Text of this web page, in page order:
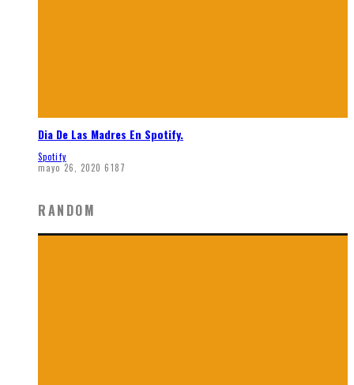
Dia De Las Madres En Spotify.
Spotify
mayo 26, 2020 6187
RANDOM